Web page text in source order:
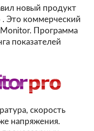
новый продукт
. Это коммерческий
Программа
показателей
скорость
напряжения.